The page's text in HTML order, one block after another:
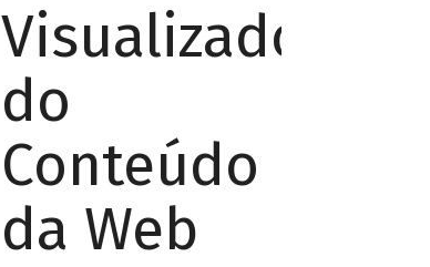
Visualizador
do
Conteúdo
da Web